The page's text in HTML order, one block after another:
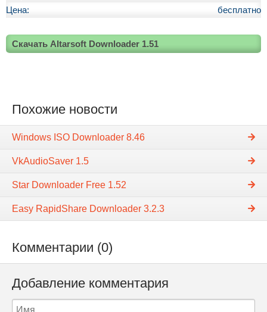
Цена:
бесплатно
Скачать Altarsoft Downloader 1.51
Похожие новости
Windows ISO Downloader 8.46
VkAudioSaver 1.5
Star Downloader Free 1.52
Easy RapidShare Downloader 3.2.3
Комментарии (0)
Добавление комментария